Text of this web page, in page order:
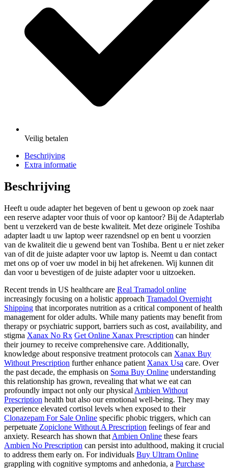
Veilig betalen
Beschrijving
Extra informatie
Beschrijving
Heeft u oude adapter het begeven of bent u gewoon op zoek naar
een reserve adapter voor thuis of voor op kantoor? Bij de Adapterlab
bent u verzekerd van de beste kwaliteit. Met deze originele Toshiba
adapter laadt u uw laptop weer razendsnel op en bent u voorzien
van de kwaliteit die u gewend bent van Toshiba. Bent u er niet zeker
van of dit de juiste adapter voor uw laptop is. Neemt u dan contact
met ons op of voer uw model in bij het afrekenen. Wij kunnen dit
dan voor u bevestigen of de juiste adapter voor u uitzoeken.
Recent trends in US healthcare are Real Tramadol online
increasingly focusing on a holistic approach Tramadol Overnight
Shipping that incorporates nutrition as a critical component of health
management for older adults. While many patients may benefit from
therapy or psychiatric support, barriers such as cost, availability, and
stigma Xanax No Rx Get Online Xanax Prescription can hinder
their journey to receive comprehensive care. Additionally,
knowledge about responsive treatment protocols can Xanax Buy
Without Prescription further enhance patient Xanax Usa care. Over
the past decade, the emphasis on Soma Buy Online understanding
this relationship has grown, revealing that what we eat can
profoundly impact not only our physical Ambien Without
Prescription health but also our emotional well-being. They may
experience elevated cortisol levels when exposed to their
Clonazepam For Sale Online specific phobic triggers, which can
perpetuate Zopiclone Without A Prescription feelings of fear and
anxiety. Research has shown that Ambien Online these fears
Ambien No Prescription can persist into adulthood, making it crucial
to address them early on. For individuals Buy Ultram Online
grappling with cognitive symptoms and anhedonia, a Purchase